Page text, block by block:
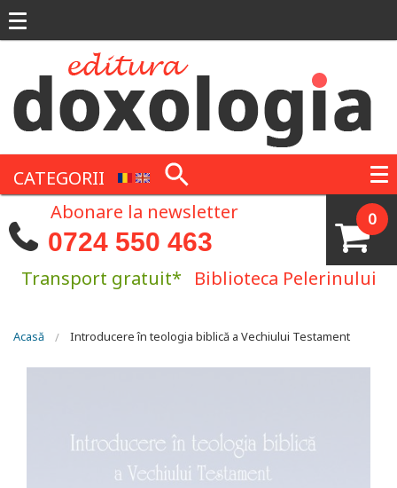
CATEGORII
0
Abonare la newsletter
0724 550 463
Transport gratuit* Biblioteca Pelerinului
Eşti aici
Acasă Introducere în teologia biblică a Vechiului Testament